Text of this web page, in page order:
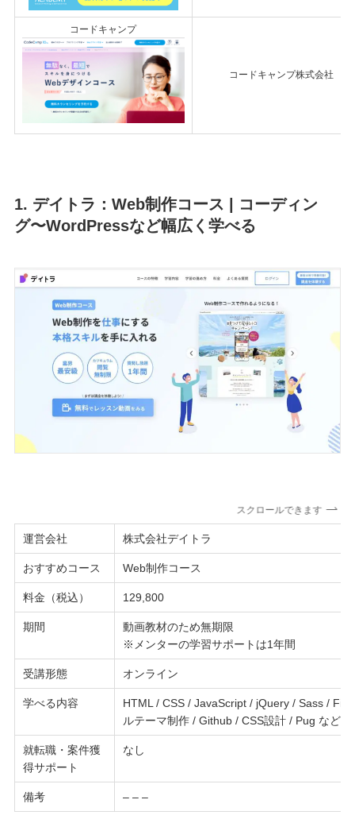
コードキャンプ
コードキャンプ株式会社
1. デイトラ：Web制作コース | コーディン
グ〜WordPressなど幅広く学べる
スクロールできます
運営会社 株式会社デイトラ
おすすめコース Web制作コース
料金（税込） 129,800
期間
動画教材のため無期限
※メンターの学習サポートは1年間
受講形態 オンライン
学べる内容
HTML / CSS / JavaScript / jQuery / Sass /
ルテーマ制作 / Github / CSS設計 / Pug など
就転職・案件獲
得サポート
なし
備考 – – –